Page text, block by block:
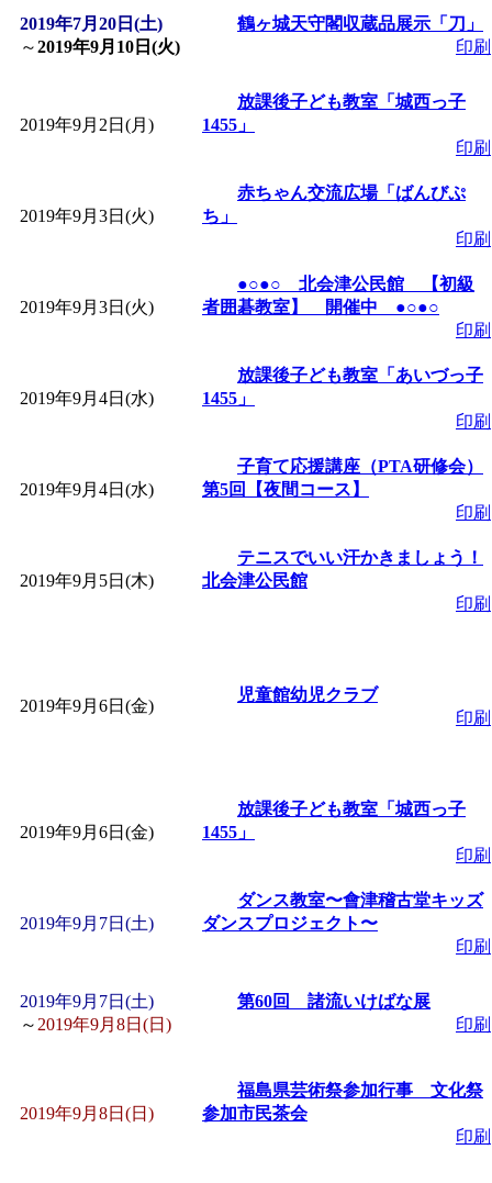
「皆鶴姫のこびる塾
」 受付期間：～
「子育て講座「ばん
2026/07/10～2026/08/
子育て交流広場「
間：2026/07/13～2026/
「子育て交流広場「
間：2026/08/10～
「赤ちゃん子育て講
付期間：2026/08/10～
赤ちゃん子育て講
付期間：2026/08/10～
まだまだ暑い！コ
レクリエーション
」 受付期
「皆鶴姫のこびる塾
「子育て交流広場「
間：2026/08/10～2026/
赤ちゃん交流広場
2019年7月20日(土)
～2019年9月10日(火)
鶴ヶ城天守閣収蔵品展示「刀」
印刷
2019年9月2日(月)
放課後子ども教室「城西っ子
1455」
印刷
2019年9月3日(火)
赤ちゃん交流広場「ばんびぷ
ち」
印刷
2019年9月3日(火)
●○●○ 北会津公民館 【初級
者囲碁教室】 開催中 ●○●○
印刷
2019年9月4日(水)
放課後子ども教室「あいづっ子
1455」
印刷
2019年9月4日(水)
子育て応援講座（PTA研修会）
第5回【夜間コース】
印刷
2019年9月5日(木)
テニスでいい汗かきましょう！
北会津公民館
印刷
2019年9月6日(金)
児童館幼児クラブ
印刷
2019年9月6日(金)
放課後子ども教室「城西っ子
1455」
印刷
2019年9月7日(土)
ダンス教室〜會津稽古堂キッズ
ダンスプロジェクト〜
印刷
2019年9月7日(土)
～ 2019年9月8日(日)
第60回 諸流いけばな展
印刷
2019年9月8日(日)
福島県芸術祭参加行事 文化祭
参加市民茶会
印刷